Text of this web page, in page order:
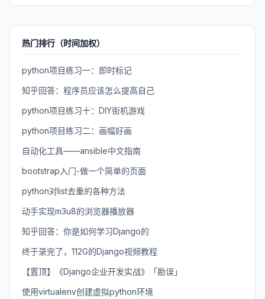
热门排行（时间加权）
python项目练习一：即时标记
知乎回答：程序员应该怎么提高自己
python项目练习十：DIY街机游戏
python项目练习二：画幅好画
自动化工具——ansible中文指南
bootstrap入门-做一个简单的页面
python对list去重的各种方法
动手实现m3u8的浏览器播放器
知乎回答：你是如何学习Django的
终于录完了，112G的Django视频教程
【置顶】《Django企业开发实战》「勘误」
使用virtualenv创建虚拟python环境